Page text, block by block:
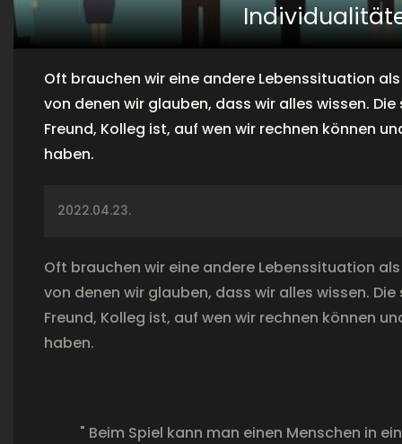
Oft brauchen wir eine andere Lebenssituation
von denen wir glauben, dass wir alles wissen.
Freund, Kolleg ist, auf wen wir rechnen können
haben.
2022.04.23.
Oft brauchen wir eine andere Lebenssituation
von denen wir glauben, dass wir alles wissen.
Freund, Kolleg ist, auf wen wir rechnen können
haben.
" Beim Spiel kann man einen Menschen in